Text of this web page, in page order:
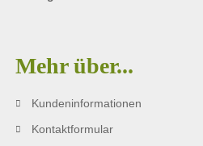
Mehr über...
Kundeninformationen
Kontaktformular